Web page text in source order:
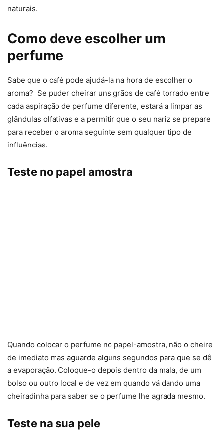
naturais.
Como deve escolher um
perfume
Sabe que o café pode ajudá-la na hora de escolher o
aroma? Se puder cheirar uns grãos de café torrado entre
cada aspiração de perfume diferente, estará a limpar as
glândulas olfativas e a permitir que o seu nariz se prepare
para receber o aroma seguinte sem qualquer tipo de
influências.
Teste no papel amostra
Quando colocar o perfume no papel-amostra, não o cheire
de imediato mas aguarde alguns segundos para que se dê
a evaporação. Coloque-o depois dentro da mala, de um
bolso ou outro local e de vez em quando vá dando uma
cheiradinha para saber se o perfume lhe agrada mesmo.
Teste na sua pele